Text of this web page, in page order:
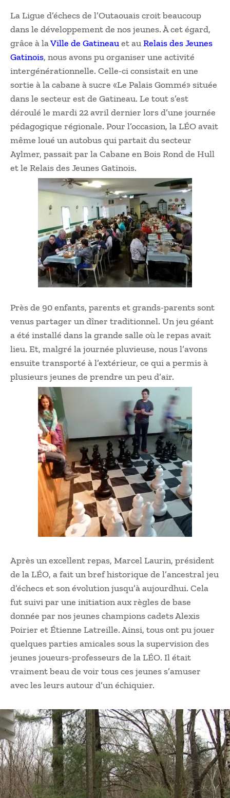
La Ligue d’échecs de l’Outaouais croit beaucoup
dans le développement de nos jeunes. À cet égard,
grâce à laVille de Gatineauet auRelais des Jeunes
Gatinois, nous avons pu organiser une activité
intergénérationnelle. Celle-ci consistait en une
sortie à la cabane à sucre «Le Palais Gommé» située
dans le secteur est de Gatineau. Le tout s’est
déroulé le mardi 22 avril dernier lors d’une journée
pédagogique régionale. Pour l’occasion, la LÉO avait
même loué un autobus qui partait du secteur
Aylmer, passait par la Cabane en Bois Rond de Hull
et le Relais des Jeunes Gatinois.
Près de 90 enfants, parents et grands-parents sont
venus partager un dîner traditionnel. Un jeu géant
a été installé dans la grande salle où le repas avait
lieu. Et, malgré la journée pluvieuse, nous l’avons
ensuite transporté à l’extérieur, ce qui a permis à
plusieurs jeunes de prendre un peu d’air.
Après un excellent repas, Marcel Laurin, président
de la LÉO, a fait un bref historique de l’ancestral jeu
d’échecs et son évolution jusqu’à aujourdhui. Cela
fut suivi par une initiation aux règles de base
donnée par nos jeunes champions cadets Alexis
Poirier et Étienne Latreille. Ainsi, tous ont pu jouer
quelques parties amicales sous la supervision des
jeunes joueurs-professeurs de la LÉO. Il était
vraiment beau de voir tous ces jeunes s’amuser
avec les leurs autour d’un échiquier.